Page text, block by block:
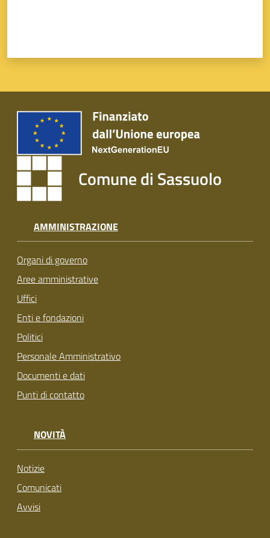
Comune di Sassuolo
AMMINISTRAZIONE
Organi di governo
Aree amministrative
Uffici
Enti e fondazioni
Politici
Personale Amministrativo
Documenti e dati
Punti di contatto
NOVITÀ
Notizie
Comunicati
Avvisi